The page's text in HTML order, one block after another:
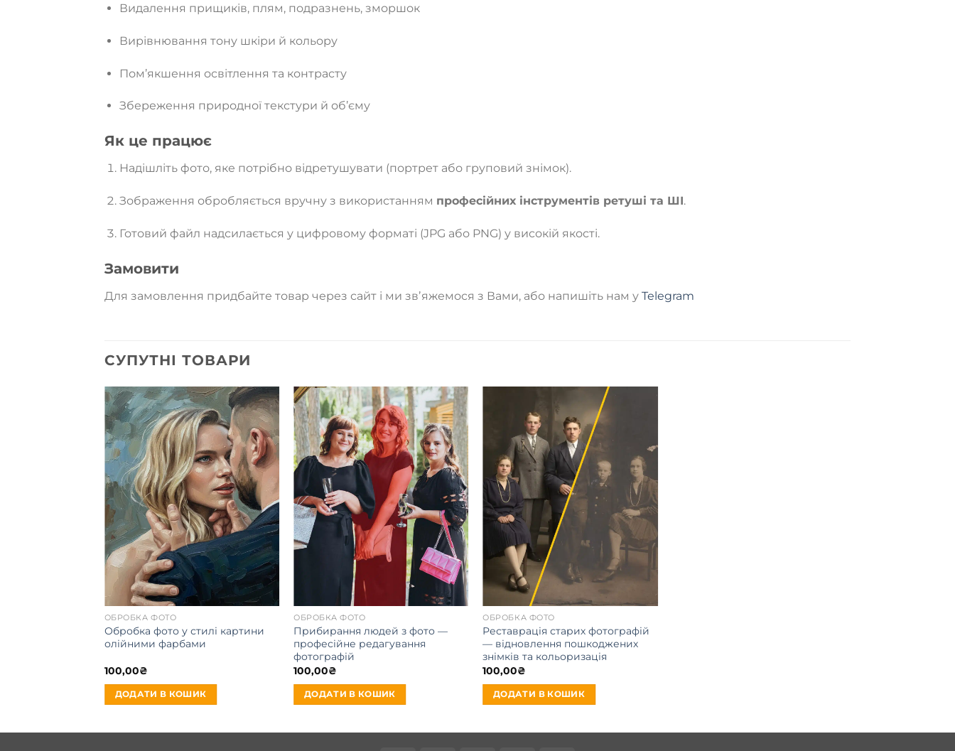
Видалення прищиків, плям, подразнень, зморшок
Вирівнювання тону шкіри й кольору
Пом’якшення освітлення та контрасту
Збереження природної текстури й об’єму
Як це працює
Надішліть фото, яке потрібно відретушувати (портрет або груповий знімок).
Зображення обробляється вручну з використанням професійних інструментів ретуші та ШІ.
Готовий файл надсилається у цифровому форматі (JPG або PNG) у високій якості.
Замовити
Для замовлення придбайте товар через сайт і ми звʼяжемося з Вами, або напишіть нам у Telegram
СУПУТНІ ТОВАРИ
ОБРОБКА ФОТО
Обробка фото у стилі картини
олійними фарбами
100,00₴
ДОДАТИ В КОШИК
ОБРОБКА ФОТО
Прибирання людей з фото —
професійне редагування
фотографій
100,00₴
ДОДАТИ В КОШИК
ОБРОБКА ФОТО
Реставрація старих фотографій
— відновлення пошкоджених
знімків та кольоризація
100,00₴
ДОДАТИ В КОШИК